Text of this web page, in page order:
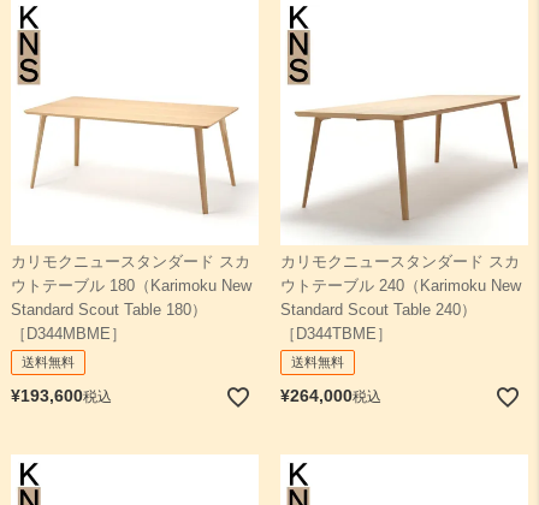
カリモクニュースタンダード スカ
ウトテーブル 180（Karimoku New
Standard Scout Table 180）
［D344MBME］
送料無料
¥193,600税込
カリモクニュースタンダード スカ
ウトテーブル 240（Karimoku New
Standard Scout Table 240）
［D344TBME］
送料無料
¥264,000税込